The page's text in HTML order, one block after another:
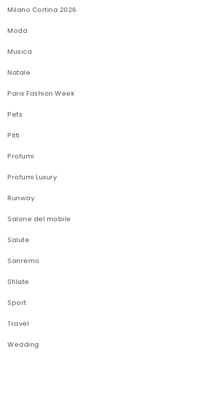
Milano Cortina 2026
Moda
Musica
Natale
Paris Fashion Week
Pets
Pitti
Profumi
Profumi Luxury
Runway
Salone del mobile
Salute
Sanremo
Sfilate
Sport
Travel
Wedding